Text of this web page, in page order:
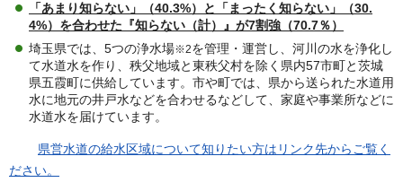
「あまり知らない」（40.3%）と「まったく知らない」（30.
4%）を合わせた『知らない（計）』が7割強（70.7％）
埼玉県では、5つの浄水場※2を管理・運営し、河川の水を浄化し
て水道水を作り、秩父地域と東秩父村を除く県内57市町と茨城
県五霞町に供給しています。市や町では、県から送られた水道用
水に地元の井戸水などを合わせるなどして、家庭や事業所などに
水道水を届けています。
県営水道の給水区域について知りたい方はリンク先からご覧く
ださい。